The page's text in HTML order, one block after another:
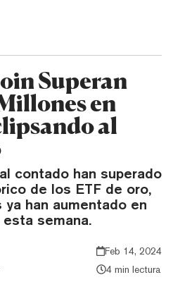
Superan
en
al
contado han superado
de los ETF de oro,
han aumentado en
semana.
Feb 14, 2024
4 min lectura